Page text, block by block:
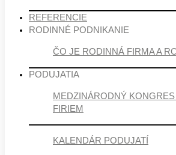
REFERENCIE
RODINNÉ PODNIKANIE
ČO JE RODINNÁ FIRMA A
PODUJATIA
MEDZINÁRODNÝ
FIRIEM
KALENDÁR PODUJATÍ